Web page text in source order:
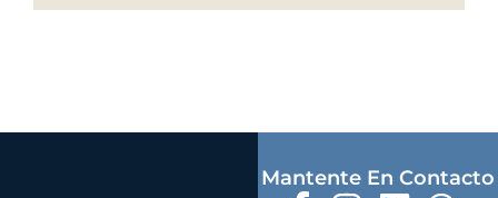
Mantente En Contacto